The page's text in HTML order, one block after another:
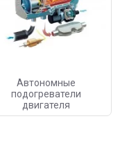
Автономные
подогреватели
двигателя